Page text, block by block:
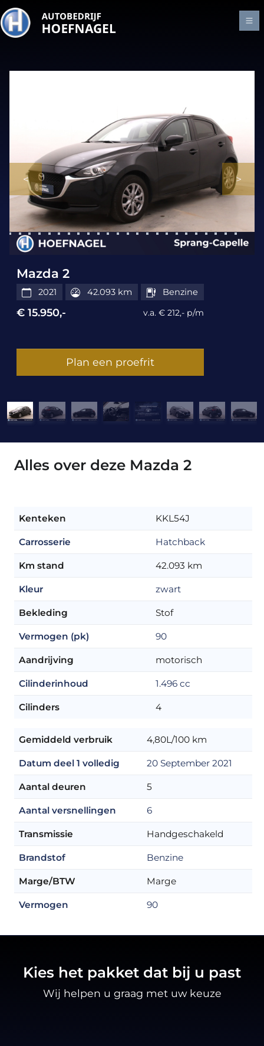
Mazda 2
2021 42.093 km Benzine
€ 15.950,- v.a. € 212,- p/m
Plan een proefrit
Alles over deze Mazda 2
Kenteken KKL54J
Carrosserie Hatchback
Km stand 42.093 km
Kleur zwart
Bekleding Stof
Vermogen (pk) 90
Aandrijving motorisch
Cilinderinhoud 1.496 cc
Cilinders 4
Gemiddeld verbruik 4,80L/100 km
Datum deel 1 volledig 20 September 2021
Aantal deuren 5
Aantal versnellingen 6
Transmissie Handgeschakeld
Brandstof Benzine
Marge/BTW Marge
Vermogen 90
Kies het pakket dat bij u past
Wij helpen u graag met uw keuze